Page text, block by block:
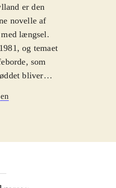
er den
novelle af
længsel.
og temaet
som
bliver
1968.